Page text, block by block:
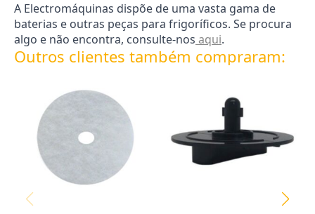
A Electromáquinas dispõe de uma vasta gama de
baterias e outras peças para frigoríficos. Se procura
algo e não encontra, consulte-nos aqui.
Outros clientes também compraram: